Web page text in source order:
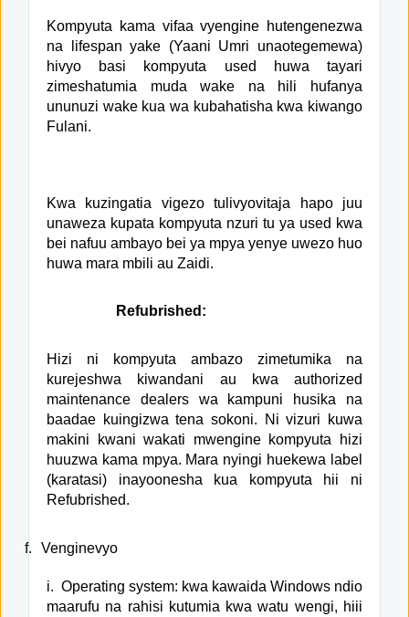
Kompyuta kama vifaa vyengine hutengenezwa
na lifespan yake (Yaani Umri unaotegemewa)
hivyo basi kompyuta used huwa tayari
zimeshatumia muda wake na hili hufanya
ununuzi wake kua wa kubahatisha kwa kiwango
Fulani.
Kwa kuzingatia vigezo tulivyovitaja hapo juu
unaweza kupata kompyuta nzuri tu ya used kwa
bei nafuu ambayo bei ya mpya yenye uwezo huo
huwa mara mbili au Zaidi.
Refubrished:
Hizi ni kompyuta ambazo zimetumika na
kurejeshwa kiwandani au kwa authorized
maintenance dealers wa kampuni husika na
baadae kuingizwa tena sokoni. Ni vizuri kuwa
makini kwani wakati mwengine kompyuta hizi
huuzwa kama mpya. Mara nyingi huekewa label
(karatasi) inayoonesha kua kompyuta hii ni
Refubrished.
f. Venginevyo
i. Operating system: kwa kawaida Windows ndio
maarufu na rahisi kutumia kwa watu wengi, hiii